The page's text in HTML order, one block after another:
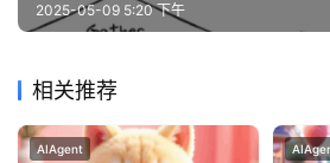
2025-05-09 5:20 下午
相关推荐
AIAgent